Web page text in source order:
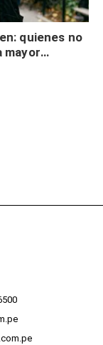
quienes no
mayor
no es por